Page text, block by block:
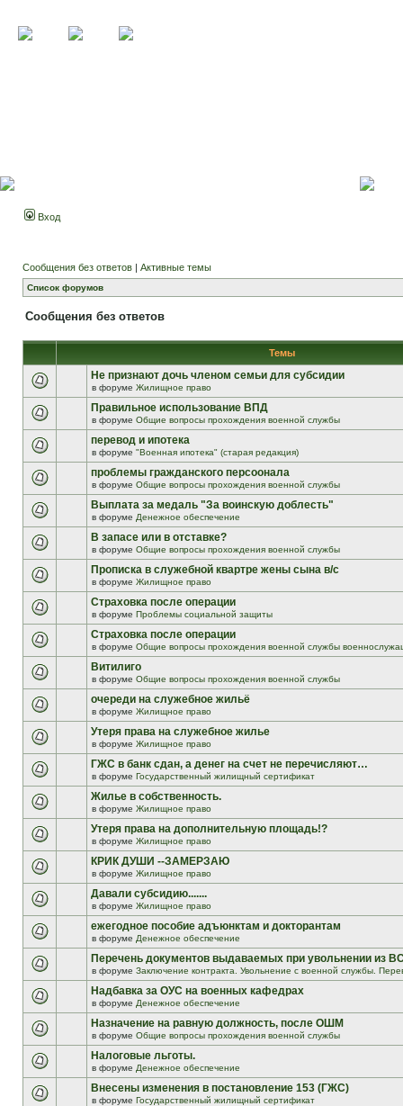
Вход
Сообщения без ответов | Активные темы
Список форумов
Сообщения без ответов
Темы
Не признают дочь членом семьи для субсидии
в форуме Жилищное право
Правильное использование ВПД
в форуме Общие вопросы прохождения военной службы
перевод и ипотека
в форуме "Военная ипотека" (старая редакция)
проблемы гражданского персоонала
в форуме Общие вопросы прохождения военной службы
Выплата за медаль "За воинскую доблесть"
в форуме Денежное обеспечение
В запасе или в отставке?
в форуме Общие вопросы прохождения военной службы
Прописка в служебной квартре жены сына в/с
в форуме Жилищное право
Страховка после операции
в форуме Проблемы социальной защиты
Страховка после операции
в форуме Общие вопросы прохождения военной службы
Витилиго
в форуме Общие вопросы прохождения военной службы
очереди на служебное жильё
в форуме Жилищное право
Утеря права на служебное жилье
в форуме Жилищное право
ГЖС в банк сдан, а денег на счет не перечисляют…
в форуме Государственный жилищный сертификат
Жилье в собственность.
в форуме Жилищное право
Утеря права на дополнительную площадь!?
в форуме Жилищное право
КРИК ДУШИ --ЗАМЕРЗАЮ
в форуме Жилищное право
Давали субсидию.......
в форуме Жилищное право
ежегодное пособие адъюнктам и докторантам
в форуме Денежное обеспечение
Перечень документов выдаваемых при увольнении из
в форуме Заключение контракта. Увольнение с военной службы.
Надбавка за ОУС на военных кафедрах
в форуме Денежное обеспечение
Назначение на равную должность, после ОШМ
в форуме Общие вопросы прохождения военной службы
Налоговые льготы.
в форуме Денежное обеспечение
Внесены изменения в постановление 153 (ГЖС)
в форуме Государственный жилищный сертификат